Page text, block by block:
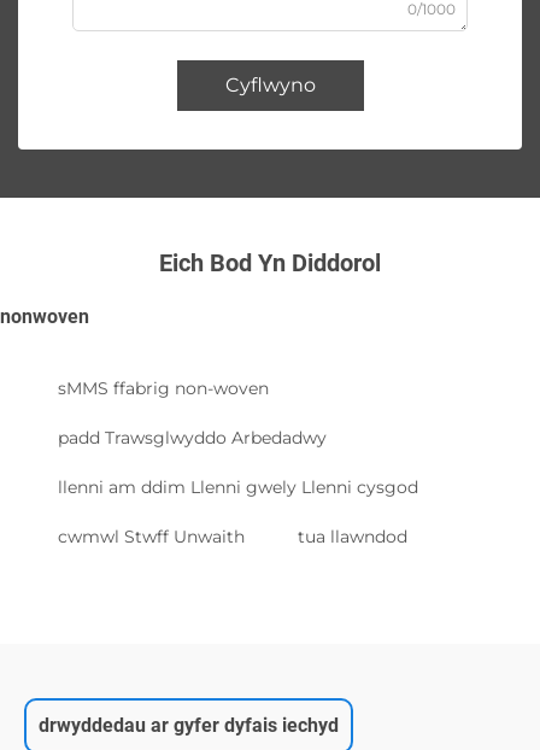
0/1000
Cyflwyno
Eich Bod Yn Diddorol
nonwoven
sMMS ffabrig non-woven
padd Trawsglwyddo Arbedadwy
llenni am ddim Llenni gwely Llenni cysgod
cwmwl Stwff Unwaith tua llawndod
drwyddedau ar gyfer dyfais iechyd